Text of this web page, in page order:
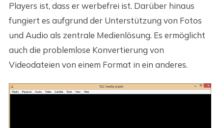
Players ist, dass er werbefrei ist. Darüber hinaus
fungiert es aufgrund der Unterstützung von Fotos
und Audio als zentrale Medienlösung. Es ermöglicht
auch die problemlose Konvertierung von
Videodateien von einem Format in ein anderes.